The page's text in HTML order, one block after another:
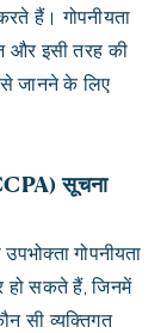
हैं। गोपनीयता
और इसी तरह की
से जानने के लिए
सूचना
गोपनीयता
हो सकते हैं, जिनमें
सी व्यक्तिगत